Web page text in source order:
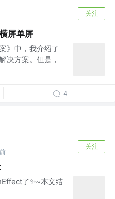
关注
屏单屏
》中，我介绍了
决方案。但是，
4
关注
了✨~本文结